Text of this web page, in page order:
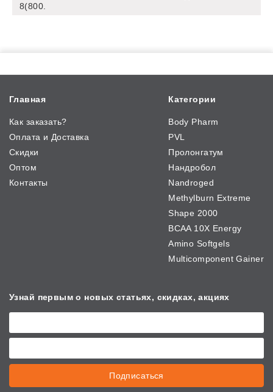
8(800.
Главная
Как заказать?
Оплата и Доставка
Скидки
Оптом
Контакты
Категории
Body Pharm
PVL
Пролонгатум
Нандробол
Nandroged
Methylburn Extreme
Shape 2000
BCAA 10X Energy
Amino Softgels
Multicomponent Gainer
Узнай первым о новых статьях, скидках, акциях
Подписаться